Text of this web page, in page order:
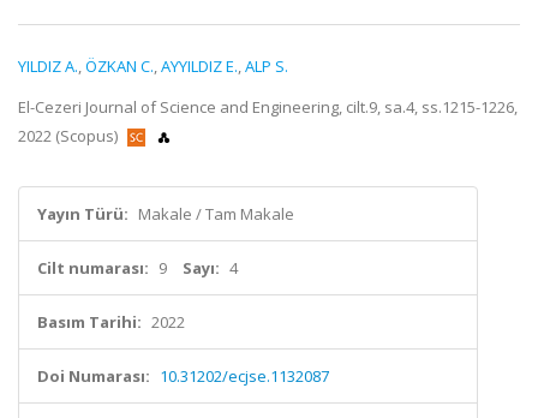
YILDIZ A.,ÖZKAN C.,AYYILDIZ E.,ALP S.
El-Cezeri Journal of Science and Engineering, cilt.9, sa.4, ss.1215-1226,
2022 (Scopus)
Yayın Türü: Makale / Tam Makale
Cilt numarası: 9 Sayı: 4
Basım Tarihi: 2022
Doi Numarası: 10.31202/ecjse.1132087